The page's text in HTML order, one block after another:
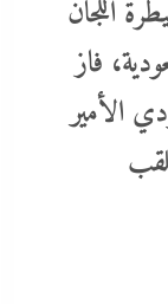
اللجان
فاز
الأمير
الجيش الإثيوبي